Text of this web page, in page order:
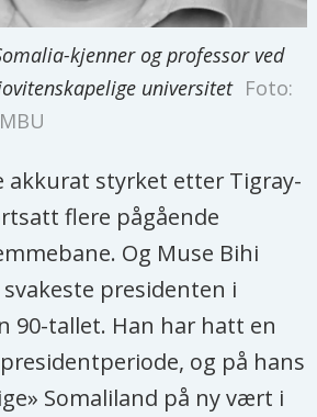
kjenner og professor ved
universitet Foto:
akkurat styrket etter Tigray-
flere pågående
Og Muse Bihi
presidenten i
90-tallet. Han har hatt en
og på hans
Somaliland på ny vært i